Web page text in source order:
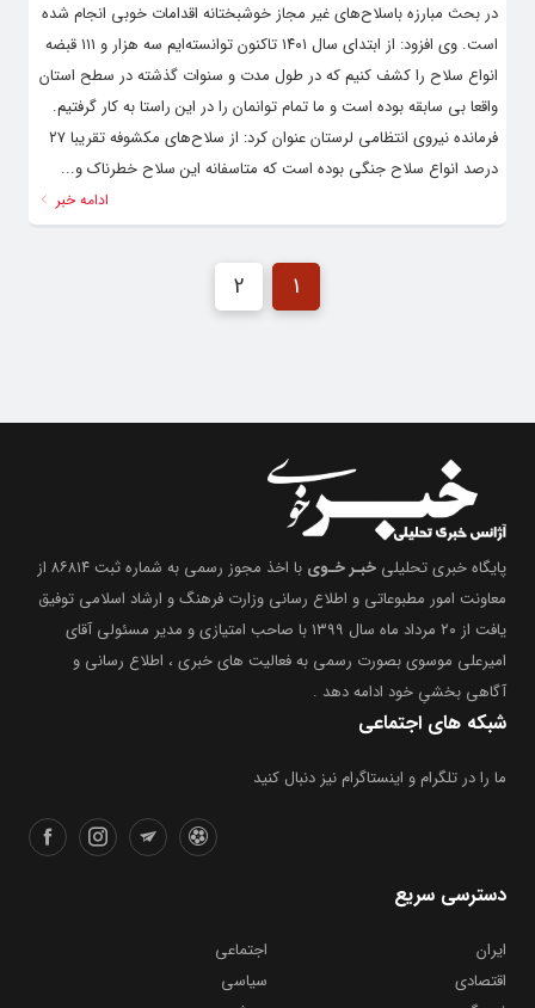
در بحث مبارزه باسلاح‌های غیر مجاز خوشبختانه اقدامات خوبی انجام شده
است. وی افزود: از ابتدای سال ۱۴۰۱ تاکنون توانسته‌ایم سه هزار و ۱۱۱ قبضه
انواع سلاح را کشف کنیم که در طول مدت و سنوات گذشته در سطح استان
واقعا بی سابقه بوده است و ما تمام توانمان را در این راستا به کار گرفتیم.
فرمانده نیروی انتظامی لرستان عنوان کرد: از سلاح‌های مکشوفه تقریبا ۲۷
درصد انواع سلاح جنگی بوده است که متاسفانه این سلاح خطرناک و...
ادامه خبر
1
2
پایگاه خبری تحلیلی خبـر خـوی
با اخذ مجوز رسمی به شماره ثبت ۸۶۸۱۴ از
معاونت امور مطبوعاتی و اطلاع رسانی وزارت فرهنگ و ارشاد اسلامی توفیق
یافت از ۲۰ مرداد ماه سال ۱۳۹۹ با صاحب امتیازی و مدیر مسئولی آقای
امیرعلی موسوی بصورت رسمی به فعالیت های خبری ، اطلاع رسانی و
آگاهی بخشیِ خود ادامه دهد .
شبکه های اجتماعی
ما را در تلگرام و اینستاگرام نیز دنبال کنید
دسترسی سریع
ایران
اجتماعی
اقتصادی
سیاسی